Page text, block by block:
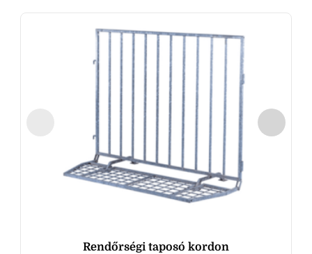
Rendőrségi taposó kordon